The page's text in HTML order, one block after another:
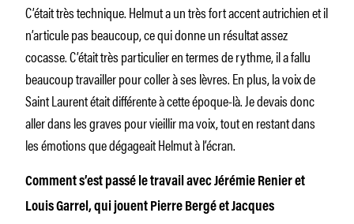
C’était très technique. Helmut a un très fort accent autrichien et il
n’articule pas beaucoup, ce qui donne un résultat assez
cocasse. C’était très particulier en termes de rythme, il a fallu
beaucoup travailler pour coller à ses lèvres. En plus, la voix de
Saint Laurent était différente à cette époque-là. Je devais donc
aller dans les graves pour vieillir ma voix, tout en restant dans
les émotions que dégageait Helmut à l’écran.
Comment s’est passé le travail avec Jérémie Renier et
Louis Garrel, qui jouent Pierre Bergé et Jacques